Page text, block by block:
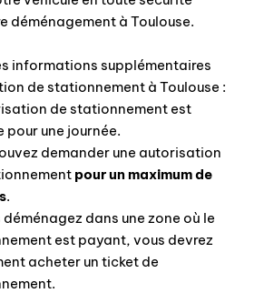
déménagement à Toulouse.
informations supplémentaires
de stationnement à Toulouse :
de stationnement est
pour une journée.
demander une autorisation
pour un maximum de
.
déménagez dans une zone où le
est payant, vous devrez
acheter un ticket de